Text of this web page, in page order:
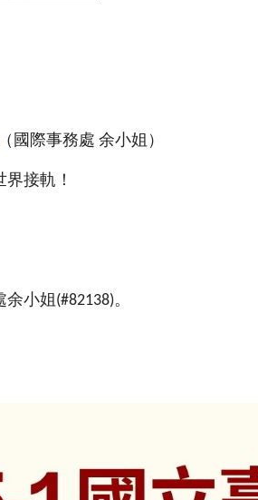
（國際事務處 余小姐）
接軌！
余小姐(#82138)。